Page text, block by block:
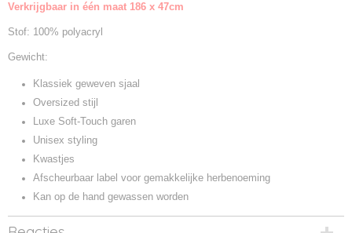
Productcode leverancier
Verkrijgbaar in één maat 186 x 47cm
Stof: 100% polyacryl
Gewicht:
Klassiek geweven sjaal
Oversized stijl
Luxe Soft-Touch garen
Unisex styling
Kwastjes
Afscheurbaar label voor gemakkelijke herbenoeming
Kan op de hand gewassen worden